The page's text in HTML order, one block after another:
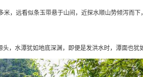
，远看似条玉带悬于山间，近探水顺山势倾泻而下
，水潭犹如地底深渊，即便是发洪水时，潭面也犹